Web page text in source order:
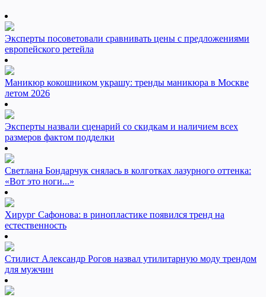
Эксперты посоветовали сравнивать цены с предложениями
европейского ретейла
Маникюр кокошником украшу: тренды маникюра в Москве
летом 2026
Эксперты назвали сценарий со скидкам и наличием всех
размеров фактом подделки
Светлана Бондарчук снялась в колготках лазурного оттенка:
«Вот это ноги...»
Хирург Сафонова: в ринопластике появился тренд на
естественность
Стилист Александр Рогов назвал утилитарную моду трендом
для мужчин